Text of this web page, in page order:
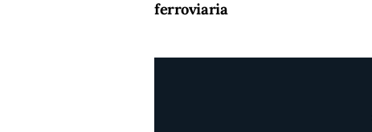
ferroviaria